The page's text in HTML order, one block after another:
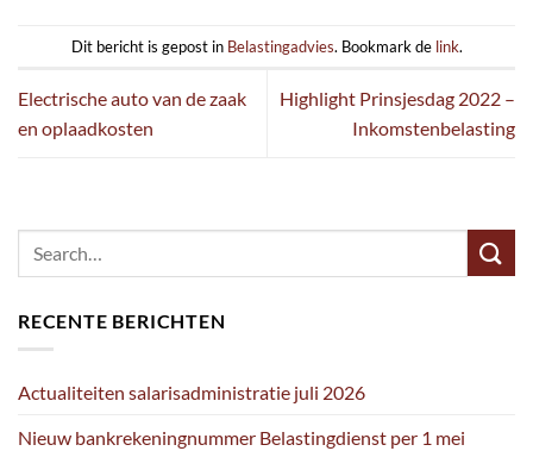
Dit bericht is gepost in Belastingadvies. Bookmark de link.
Electrische auto van de zaak
en oplaadkosten
Highlight Prinsjesdag 2022 –
Inkomstenbelasting
RECENTE BERICHTEN
Actualiteiten salarisadministratie juli 2026
Nieuw bankrekeningnummer Belastingdienst per 1 mei